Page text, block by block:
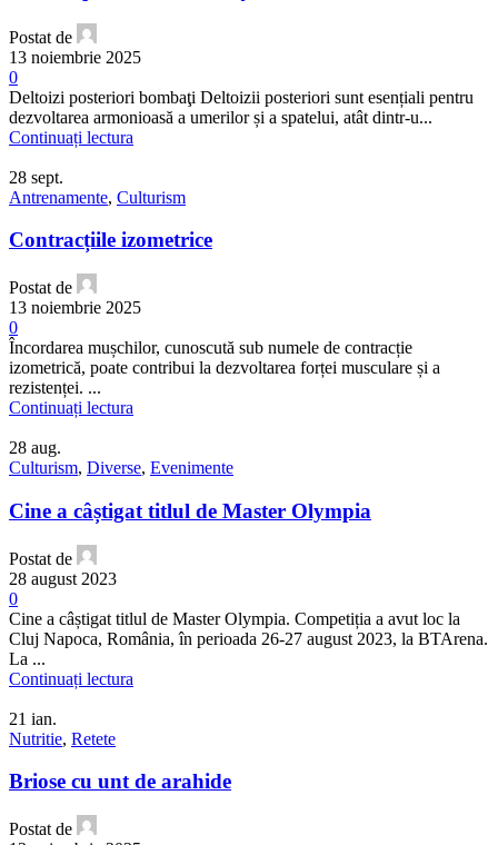
Postat de
13 noiembrie 2025
0
Deltoizi posteriori bombaţi Deltoizii posteriori sunt esențiali pentru
dezvoltarea armonioasă a umerilor și a spatelui, atât dintr-u...
Continuați lectura
28 sept.
Antrenamente, Culturism
Contracțiile izometrice
Postat de
13 noiembrie 2025
0
Încordarea mușchilor, cunoscută sub numele de contracție
izometrică, poate contribui la dezvoltarea forței musculare și a
rezistenței. ...
Continuați lectura
28 aug.
Culturism, Diverse, Evenimente
Cine a câștigat titlul de Master Olympia
Postat de
28 august 2023
0
Cine a câștigat titlul de Master Olympia. Competiția a avut loc la
Cluj Napoca, România, în perioada 26-27 august 2023, la BTArena.
La ...
Continuați lectura
21 ian.
Nutritie, Retete
Briose cu unt de arahide
Postat de